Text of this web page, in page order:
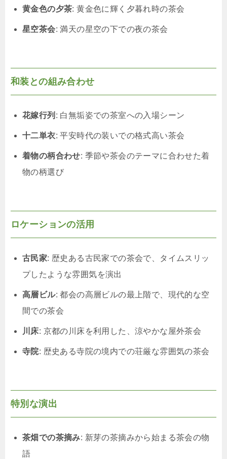
黄金色の夕茶: 黄金色に輝く夕暮れ時の茶会
星空茶会: 満天の星空の下での夜の茶会
和装との組み合わせ
花嫁行列 : 白無垢姿での茶室への入場シーン
十二単衣: 平安時代の装いでの格式高い茶会
着物の柄合わせ: 季節や茶会のテーマに合わせた着
物の柄選び
ロケーションの活用
古民家: 歴史ある古民家での茶会で、タイムスリッ
プしたような雰囲気を演出
高層ビル: 都会の高層ビルの最上階で、現代的な空
間での茶会
川床: 京都の川床を利用した、涼やかな屋外茶会
寺院: 歴史ある寺院の境内での荘厳な雰囲気の茶会
特別な演出
茶畑での茶摘み: 新芽の茶摘みから始まる茶会の物
語